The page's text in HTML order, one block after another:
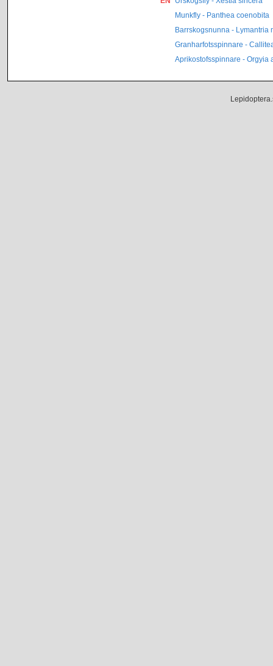
Munkfly - Panthea coenobita
Barrskogsnunna - Lymantria
Granharfotsspinnare -
Aprikostofsspinnare - Orgyia